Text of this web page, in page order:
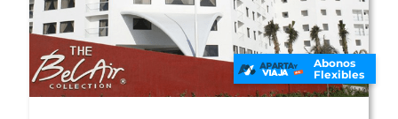
Abonos
Flexibles